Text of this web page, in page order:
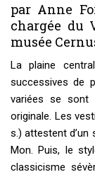
par Anne
chargée du
musée
La plaine
successives de
variées se sont
originale. Les
s.) attestent d’un
Mon. Puis, le
classicisme